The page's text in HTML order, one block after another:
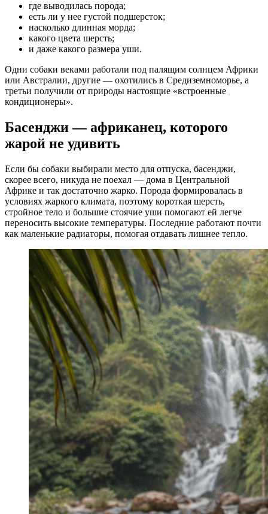
где выводилась порода;
есть ли у нее густой подшерсток;
насколько длинная морда;
какого цвета шерсть;
и даже какого размера уши.
Одни собаки веками работали под палящим солнцем Африки
или Австралии, другие — охотились в Средиземноморье, а
третьи получили от природы настоящие «встроенные
кондиционеры».
Басенджи — африканец, которого
жарой не удивить
Если бы собаки выбирали место для отпуска, басенджи,
скорее всего, никуда не поехал — дома в Центральной
Африке и так достаточно жарко. Порода формировалась в
условиях жаркого климата, поэтому короткая шерсть,
стройное тело и большие стоячие уши помогают ей легче
переносить высокие температуры. Последние работают почти
как маленькие радиаторы, помогая отдавать лишнее тепло.